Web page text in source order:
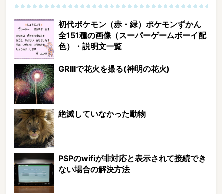
初代ポケモン（赤・緑）ポケモンずかん
全151種の画像（スーパーゲームボーイ配
色）・説明文一覧
GRIIIで花火を撮る(神明の花火)
絶滅していなかった動物
PSPのwifiが非対応と表示されて接続でき
ない場合の解決方法